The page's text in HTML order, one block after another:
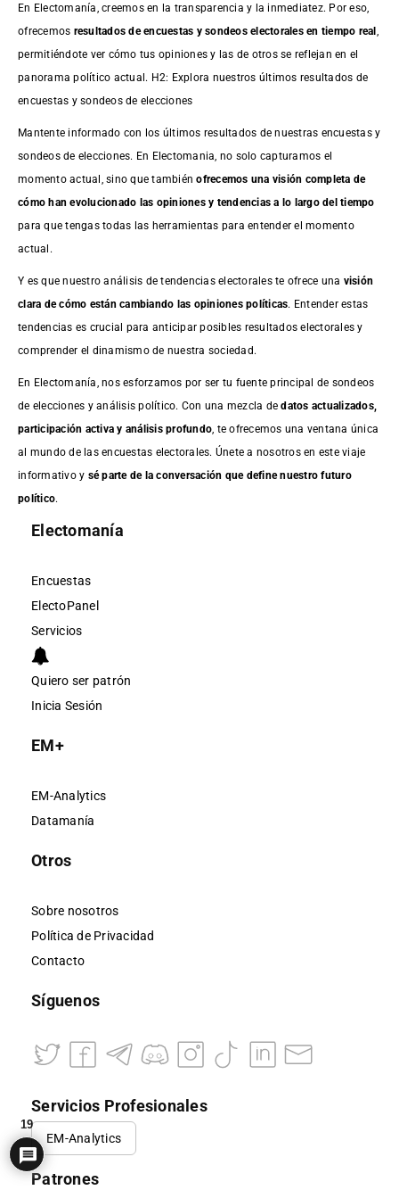
En Electomanía, creemos en la transparencia y la inmediatez. Por eso,
ofrecemos resultados deencuestas y sondeos electorales en tiempo real
permitiéndote ver cómo tus opiniones y las de otros se reflejan en el
panorama político actual. H2: Explora nuestros últimos resultados de
encuestas y sondeos de elecciones
Mantente informado con los últimos resultados de nuestras encuestasy
sondeos de elecciones. En Electomania, no solo capturamos el
momento actual, sino que tambiénofrecemos una visión completa de
cómo han evolucionado las opiniones y tendencias a lo largo del tiempo
para que tengas todas las herramientas para entender el momento
actual.
Y es que nuestro análisis de tendencias electorales te ofrece una visión
clara de cómo están cambiando las opiniones políticas. Entender estas
tendencias es crucial para anticipar posibles resultados electorales y
comprender el dinamismo de nuestra sociedad.
En Electomanía, nos esforzamos por ser tu fuente principal de sondeos
de elecciones y análisis político. Con una mezcla dedatos actualizados,
participación activa y análisis profundo , te ofrecemos una ventana única
al mundo de las encuestas electorales. Únete a nosotros en este viaje
informativo y sé parte de la conversación que define nuestro futuro
político.
Electomanía
Encuestas
ElectoPanel
Servicios
Quiero ser patrón
Inicia Sesión
EM+
EM-Analytics
Datamanía
Otros
Sobre nosotros
Política de Privacidad
Contacto
Síguenos
Servicios Profesionales
EM-Analytics
Patrones
19